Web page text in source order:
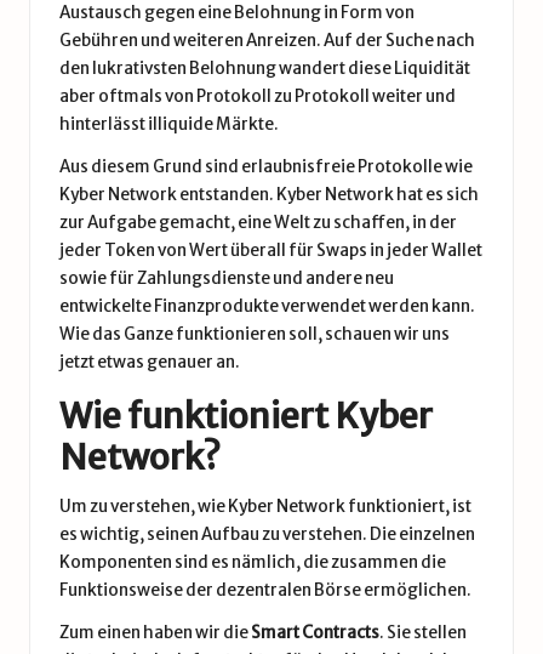
Austausch gegen eine Belohnung in Form von
Gebühren und weiteren Anreizen. Auf der Suche nach
den lukrativsten Belohnung wandert diese Liquidität
aber oftmals von Protokoll zu Protokoll weiter und
hinterlässt illiquide Märkte.
Aus diesem Grund sind erlaubnisfreie Protokolle wie
Kyber Network entstanden. Kyber Network hat es sich
zur Aufgabe gemacht, eine Welt zu schaffen, in der
jeder Token von Wert überall für Swaps in jeder Wallet
sowie für Zahlungsdienste und andere neu
entwickelte Finanzprodukte verwendet werden kann.
Wie das Ganze funktionieren soll, schauen wir uns
jetzt etwas genauer an.
Wie funktioniert Kyber
Network?
Um zu verstehen, wie Kyber Network funktioniert, ist
es wichtig, seinen Aufbau zu verstehen. Die einzelnen
Komponenten sind es nämlich, die zusammen die
Funktionsweise der dezentralen Börse ermöglichen.
Zum einen haben wir dieSmart Contracts. Sie stellen